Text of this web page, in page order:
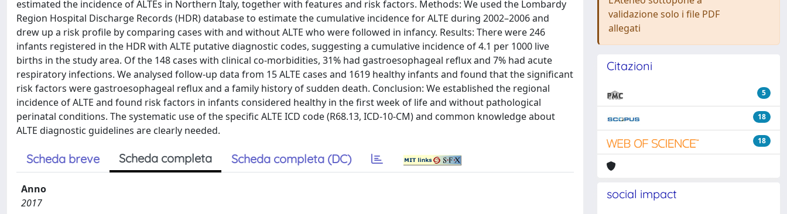
estimated the incidence of ALTEs in Northern Italy, together with features and risk factors. Methods: We used the Lombardy
Region Hospital Discharge Records (HDR) database to estimate the cumulative incidence for ALTE during 2002–2006 and
drew up a risk profile by comparing cases with and without ALTE who were followed in infancy. Results: There were 246
infants registered in the HDR with ALTE putative diagnostic codes, suggesting a cumulative incidence of 4.1 per 1000 live
births in the study area. Of the 148 cases with clinical co-morbidities, 31% had gastroesophageal reflux and 7% had acute
respiratory infections. We analysed follow-up data from 15 ALTE cases and 1619 healthy infants and found that the significant
risk factors were gastroesophageal reflux and a family history of sudden death. Conclusion: We established the regional
incidence of ALTE and found risk factors in infants considered healthy in the first week of life and without pathological
perinatal conditions. The systematic use of the specific ALTE ICD code (R68.13, ICD-10-CM) and common knowledge about
ALTE diagnostic guidelines are clearly needed.
Scheda breve Scheda completa Scheda completa (DC)
Anno
2017
validazione solo i file PDF
allegati
Citazioni
5
18
18
social impact